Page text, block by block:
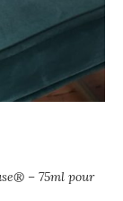
– 75ml pour